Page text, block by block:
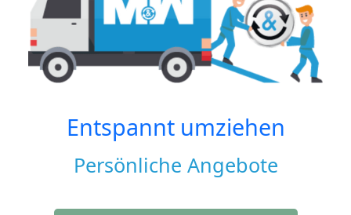
Entspannt umziehen
Persönliche Angebote